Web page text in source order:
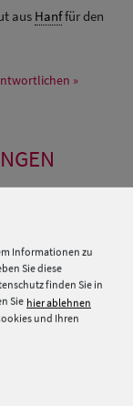
aus Hanffür den
»
Informationen zu
Sie diese
finden Sie in
Sie hier ablehnen
und Ihren